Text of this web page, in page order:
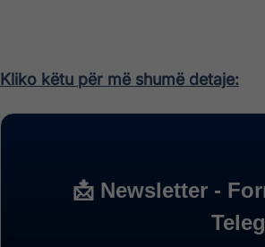
Kliko këtu për më shumë detaje: